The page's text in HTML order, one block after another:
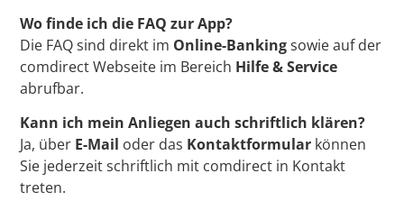
Wo finde ich die FAQ zur App?
Die FAQ sind direkt im Online-Bankingsowie auf der
comdirect Webseite im Bereich Hilfe & Service
abrufbar.
Kann ich mein Anliegen auch schriftlich klären?
Ja, über E-Mail oder das Kontaktformular können
Sie jederzeit schriftlich mit comdirect in Kontakt
treten.